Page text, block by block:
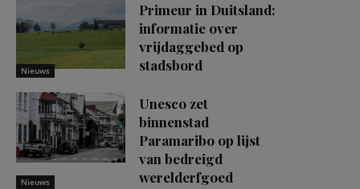
Nieuws
Primeur in Duitsland:
informatie over
vrijdaggebed op
stadsbord
Nieuws
Unesco zet
binnenstad
Paramaribo op lijst
van bedreigd
werelderfgoed